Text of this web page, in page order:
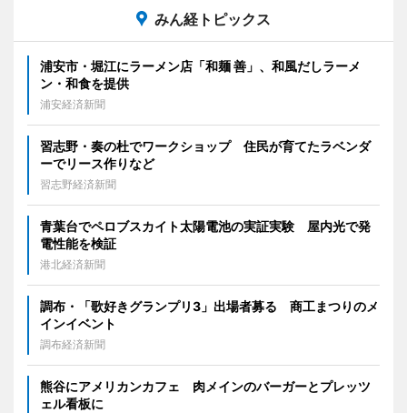
みん経トピックス
浦安市・堀江にラーメン店「和麺 善」、和風だしラーメ
ン・和食を提供
浦安経済新聞
習志野・奏の杜でワークショップ 住民が育てたラベンダ
ーでリース作りなど
習志野経済新聞
青葉台でペロブスカイト太陽電池の実証実験 屋内光で発
電性能を検証
港北経済新聞
調布・「歌好きグランプリ3」出場者募る 商工まつりのメ
インイベント
調布経済新聞
熊谷にアメリカンカフェ 肉メインのバーガーとプレッツ
ェル看板に